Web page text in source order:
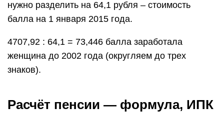
нужно разделить на 64,1 рубля – стоимость
балла на 1 января 2015 года.
4707,92 : 64,1 = 73,446 балла заработала
женщина до 2002 года (округляем до трех
знаков).
Расчёт пенсии — формула, ИПК